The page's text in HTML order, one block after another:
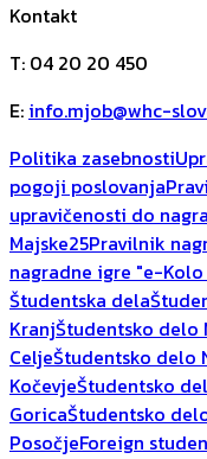
Kontakt
T: 04 20 20 450
E: info.mjob@whc-
Politika zasebnosti
pogoji poslovanja
upravičenosti do
Majske25Pravilnik
nagradne igre "e-
Študentska dela
KranjŠtudentsko delo
CeljeŠtudentsko delo
KočevjeŠtudentsko
GoricaŠtudentsko
PosočjeForeign